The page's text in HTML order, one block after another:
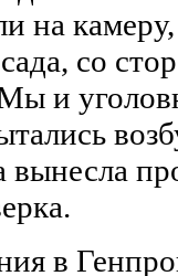
на
со
и
вынесла
в